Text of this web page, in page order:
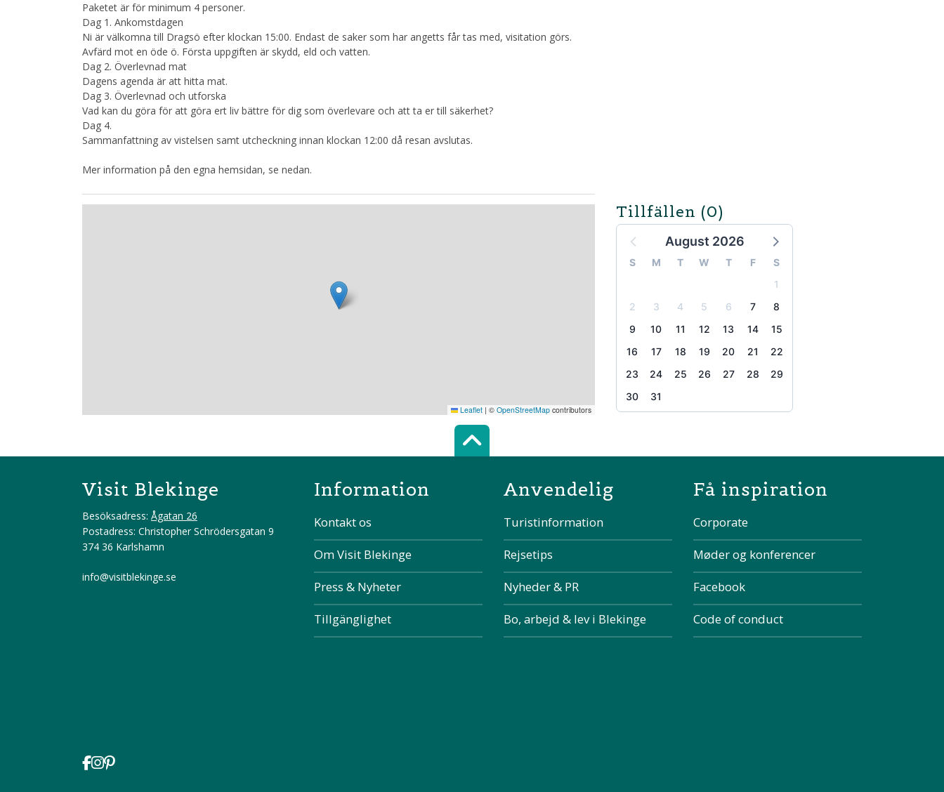
Paketet är för minimum 4 personer.
Dag 1. Ankomstdagen
Ni är välkomna till Dragsö efter klockan 15:00. Endast de saker som har angetts får tas med, visitation görs.
Avfärd mot en öde ö. Första uppgiften är skydd, eld och vatten.
Dag 2. Överlevnad mat
Dagens agenda är att hitta mat.
Dag 3. Överlevnad och utforska
Vad kan du göra för att göra ert liv bättre för dig som överlevare och att ta er till säkerhet?
Dag 4.
Sammanfattning av vistelsen samt utcheckning innan klockan 12:00 då resan avslutas.
Mer information på den egna hemsidan, se nedan.
Tillfällen (0)
August 2026
S M T W T F
S
1
2
3 4 5 6 7
8
9
10 11 12 13 14
15
16
17 18 19 20 21
22
23
24 25 26 27 28
29
30
31
Leaflet | © OpenStreetMap contributors
Scroll top of the page
Visit Blekinge
Besöksadress: Ågatan 26
Postadress: Christopher Schrödersgatan 9
374 36 Karlshamn
info@visitblekinge.se
Information
Kontakt os
Om Visit Blekinge
Press & Nyheter
Tillgänglighet
Anvendelig
Turistinformation
Rejsetips
Nyheder & PR
Bo, arbejd & lev i Blekinge
Få inspiration
Corporate
Møder og konferencer
Facebook
Code of conduct